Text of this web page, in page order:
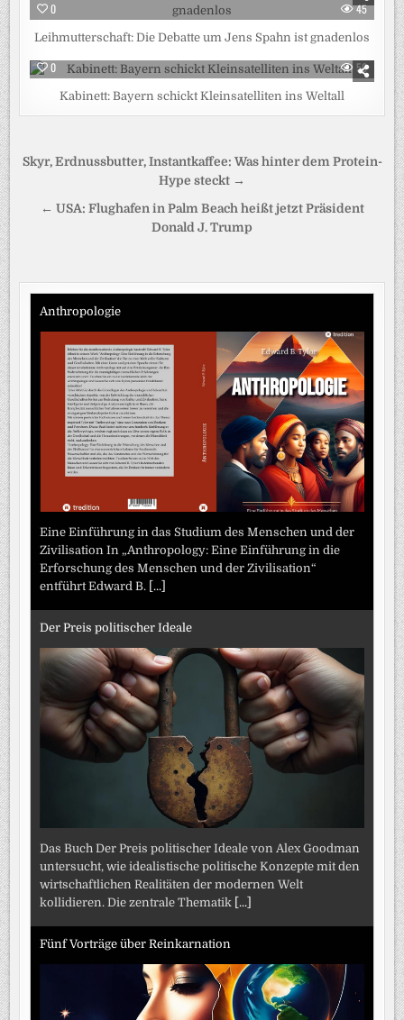
0 45
Leihmutterschaft: Die Debatte um Jens Spahn ist gnadenlos
0 56
Kabinett: Bayern schickt Kleinsatelliten ins Weltall
Beitragsnavigation
Skyr, Erdnussbutter, Instantkaffee: Was hinter dem Protein-
Hype steckt →
← USA: Flughafen in Palm Beach heißt jetzt Präsident
Donald J. Trump
Anthropologie
Eine Einführung in das Studium des Menschen und der
Zivilisation In „Anthropology: Eine Einführung in die
Erforschung des Menschen und der Zivilisation“
entführt Edward B.
[...]
Der Preis politischer Ideale
Das Buch Der Preis politischer Ideale von Alex Goodman
untersucht, wie idealistische politische Konzepte mit den
wirtschaftlichen Realitäten der modernen Welt
kollidieren. Die zentrale Thematik [...]
Fünf Vorträge über Reinkarnation